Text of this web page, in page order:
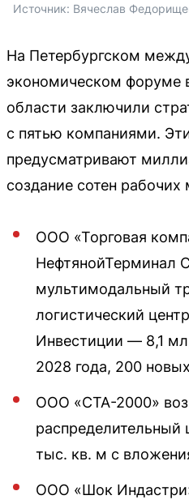
Источник: Вячеслав
На Петербургском
экономическом форуме
области заключили
с пятью компаниями.
предусматривают
создание сотен рабочих
ООО «Торговая
НефтянойТерминал
мультимодальный
логистический
Инвестиции — 8,1
2028 года, 200
ООО «СТА-2000»
тыс. кв. м с
ООО «Шок